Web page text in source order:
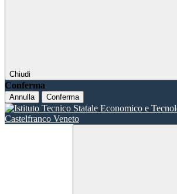
Chiudi
Conferma
Annulla Conferma